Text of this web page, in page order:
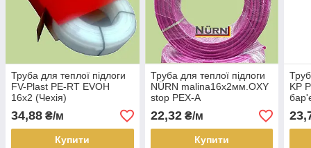
Труба для теплої підлоги
FV-Plast PE-RT EVOH
16х2 (Чехія)
34,88 ₴/м
Купити
Труба для теплої підлоги
NÜRN malina16х2мм.OXY
stop РЕХ-А
22,32₴/м
Купити
KP